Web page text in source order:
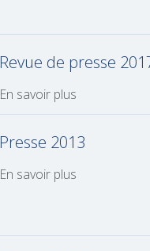
Revue de presse
En savoir plus
Presse 2013
En savoir plus